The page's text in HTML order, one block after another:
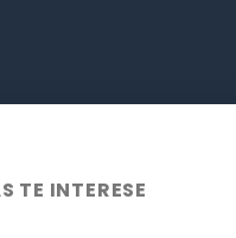
TE INTERESE